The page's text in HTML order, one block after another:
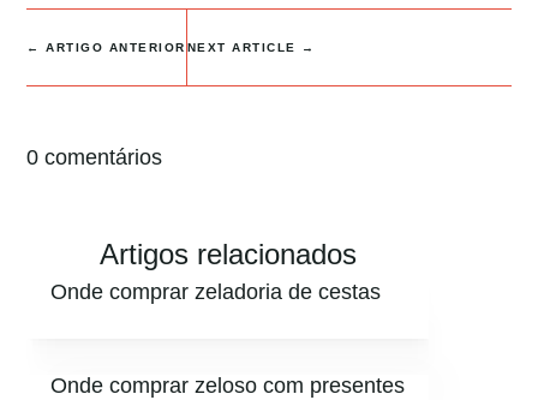
←ARTIGO ANTERIOR NEXT ARTICLE →
0 comentários
Artigos relacionados
Onde comprar zeladoria de cestas
Onde comprar zeloso com presentes